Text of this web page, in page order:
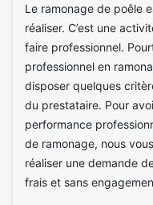
Le ramonage de poêle
réaliser. C’est une
faire professionnel.
professionnel en
disposer quelques
du prestataire. Pour
performance
de ramonage, nous
réaliser une demande
frais et sans